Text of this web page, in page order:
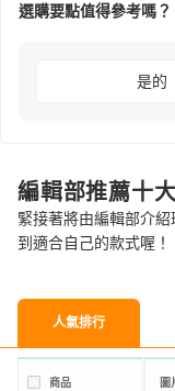
選購要點值得參考嗎？
是的
編輯部推薦十
緊接著將由編輯部介
到適合自己的款式喔！
人氣排行
商品 圖